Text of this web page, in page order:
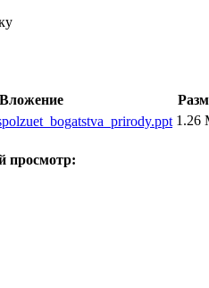
Вложение
1.26
просмотр: